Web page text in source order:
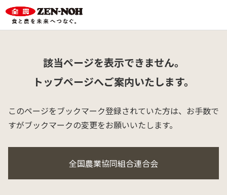
該当ページを表示できません。
トップページへご案内いたします。
このページをブックマーク登録されていた方は、 お手数で
すがブックマークの変更をお願いいたします。
全国農業協同組合連合会